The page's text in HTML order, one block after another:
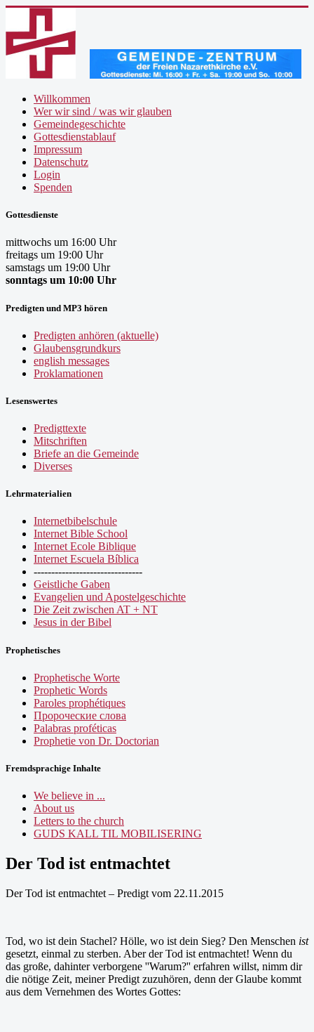
Willkommen
Wer wir sind / was wir glauben
Gemeindegeschichte
Gottesdienstablauf
Impressum
Datenschutz
Login
Spenden
Gottesdienste
mittwochs um 16:00 Uhr
freitags um 19:00 Uhr
samstags um 19:00 Uhr
sonntags um 10:00 Uhr
Predigten und MP3 hören
Predigten anhören (aktuelle)
Glaubensgrundkurs
english messages
Proklamationen
Lesenswertes
Predigttexte
Mitschriften
Briefe an die Gemeinde
Diverses
Lehrmaterialien
Internetbibelschule
Internet Bible School
Internet Ecole Biblique
Internet Escuela Bíblica
-------------------------------
Geistliche Gaben
Evangelien und Apostelgeschichte
Die Zeit zwischen AT + NT
Jesus in der Bibel
Prophetisches
Prophetische Worte
Prophetic Words
Paroles prophétiques
Пророческие слова
Palabras proféticas
Prophetie von Dr. Doctorian
Fremdsprachige Inhalte
We believe in ...
About us
Letters to the church
GUDS KALL TIL MOBILISERING
Der Tod ist entmachtet
Der Tod ist entmachtet – Predigt vom 22.11.2015
Tod, wo ist dein Stachel? Hölle, wo ist dein Sieg? Den Menschen ist
gesetzt, einmal zu sterben. Aber der Tod ist entmachtet! Wenn du
das große, dahinter verborgene ''Warum?'' erfahren willst, nimm dir
die nötige Zeit, meiner Predigt zuzuhören, denn der Glaube kommt
aus dem Vernehmen des Wortes Gottes: